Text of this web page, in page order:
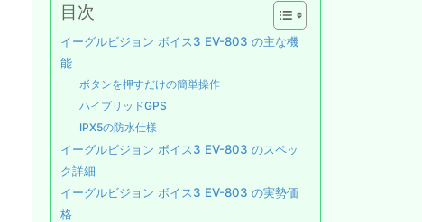
目次
イーグルビジョン ボイス3 EV-803 の主な機
能
ボタンを押すだけの簡単操作
ハイブリッドGPS
IPX5の防水仕様
イーグルビジョン ボイス3 EV-803 のスペッ
ク詳細
イーグルビジョン ボイス3 EV-803 の実勢価
格